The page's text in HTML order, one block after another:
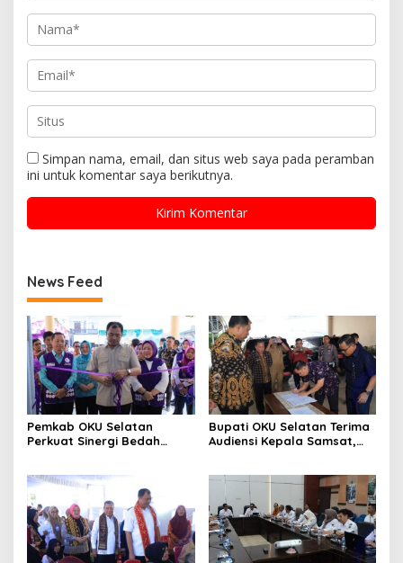
Simpan nama, email, dan situs web saya pada peramban
ini untuk komentar saya berikutnya.
News Feed
Pemkab OKU Selatan
Perkuat Sinergi Bedah
Bupati OKU Selatan Terima
Audiensi Kepala Samsat,